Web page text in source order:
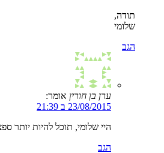
תודה,
שלומי
הגב
ערן בן חורין אומר:
23/08/2015 ב 21:39
היי שלומי, תוכל להיות יותר
הגב